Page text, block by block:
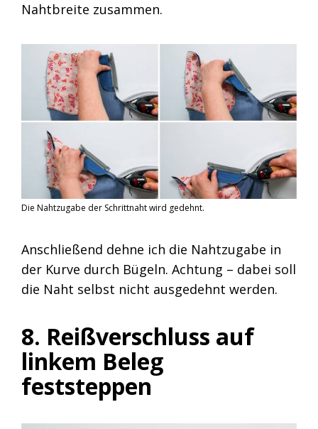
Nahtbreite zusammen.
Die Nahtzugabe der Schrittnaht wird gedehnt.
Anschließend dehne ich die Nahtzugabe in
der Kurve durch Bügeln. Achtung – dabei soll
die Naht selbst nicht ausgedehnt werden.
8. Reißverschluss auf
linkem Beleg
feststeppen